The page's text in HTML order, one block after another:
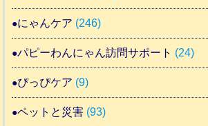
にゃんケア (246)
パピーわんにゃん訪問サポート (24)
ぴっぴケア (9)
ペットと災害 (93)